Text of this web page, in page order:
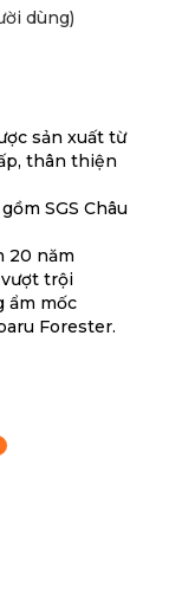
dùng)
sản xuất từ
thân thiện
SGS Châu
20 năm
trội
ẩm mốc
Forester.